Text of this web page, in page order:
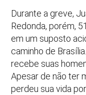
Durante a greve,
Redonda, porém,
em um suposto
caminho de
recebe suas
Apesar de não ter
perdeu sua vida